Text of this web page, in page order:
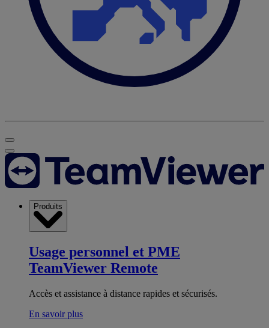
Produits
Usage personnel et PME
TeamViewer Remote
Accès et assistance à distance rapides et sécurisés.
En savoir plus